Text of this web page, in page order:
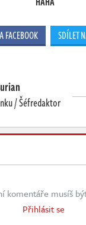
FACEBOOK SDÍLET
/ Šéfredaktor
komentáře musíš
Přihlásit se